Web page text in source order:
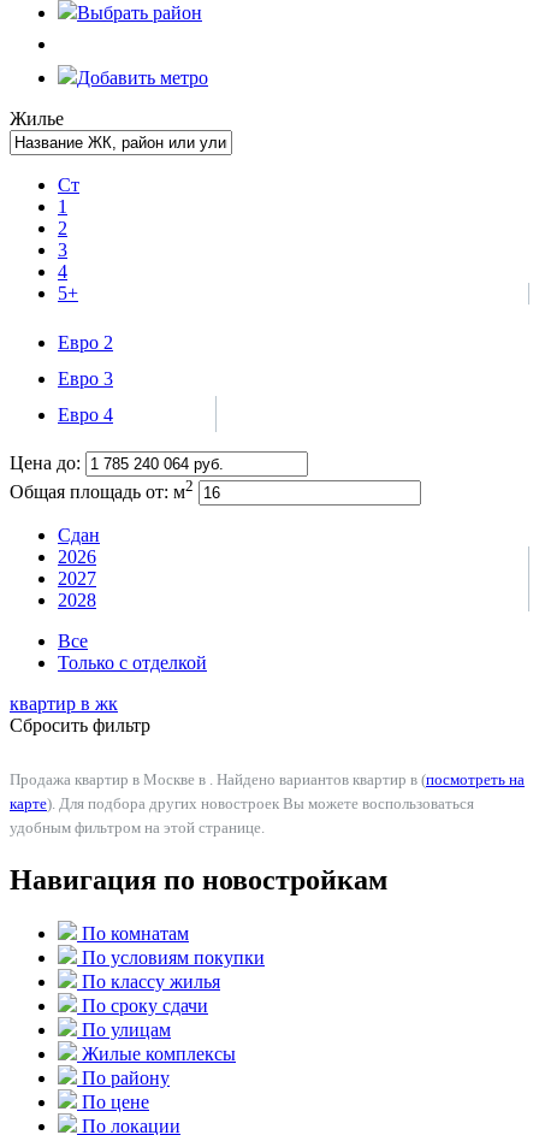
Выбрать район
Добавить метро
Жилье
Ст
1
2
3
4
5+
Евро 2
Евро 3
Евро 4
Цена до:
Общая площадь от: м2
Сдан
2026
2027
2028
Все
Только с отделкой
квартир в жк
Сбросить фильтр
Продажа квартир в Москве в . Найдено вариантов квартир в (посмотреть на
карте). Для подбора других новостроек Вы можете воспользоваться
удобным фильтром на этой странице.
Навигация по новостройкам
По комнатам
По условиям покупки
По классу жилья
По сроку сдачи
По улицам
Жилые комплексы
По району
По цене
По локации